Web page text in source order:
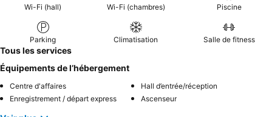
Wi-Fi (hall) Wi-Fi (chambres) Piscine
Parking Climatisation Salle de fitness
Tous les services
Équipements de l’hébergement
Centre d'affaires
Hall d’entrée/réception
Enregistrement / départ express
Ascenseur